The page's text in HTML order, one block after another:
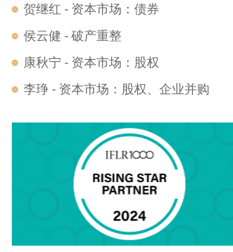
贺继红 - 资本市场：债券
侯云健 - 破产重整
康秋宁 - 资本市场：股权
李琤 - 资本市场：股权、企业并购